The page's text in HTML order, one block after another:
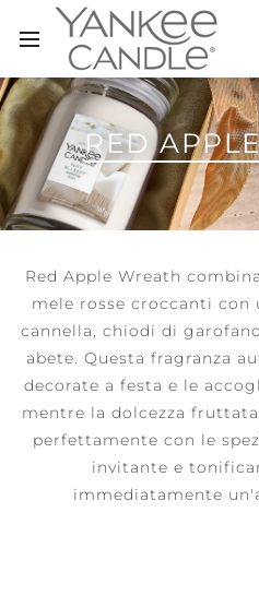
RED
Red Apple Wreath
mele rosse croccanti con
cannella, chiodi di
abete. Questa fragranza
decorate a festa e le
mentre la dolcezza
perfettamente con le
invitante e
immediatamente